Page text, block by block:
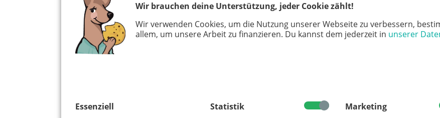
Wir brauchen deine Unterstützung, jeder Cookie zählt!
Wir verwenden Cookies, um die Nutzung unserer Webseite zu verbessern,
allem, um unsere Arbeit zu finanzieren. Du kannst dem jederzeit in unserer
Essenziell
Statistik
Marketing